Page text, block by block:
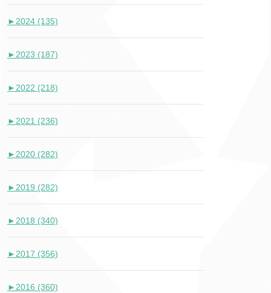
► 2024 (135)
► 2023 (187)
► 2022 (218)
► 2021 (236)
► 2020 (282)
► 2019 (282)
► 2018 (340)
► 2017 (356)
► 2016 (360)